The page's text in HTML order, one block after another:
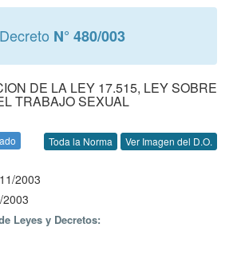
Decreto N° 480/003
DE LA LEY 17.515, LEY SOBRE
TRABAJO SEXUAL
Toda la Norma Ver Imagen del D.O.
2003
Leyes y Decretos: